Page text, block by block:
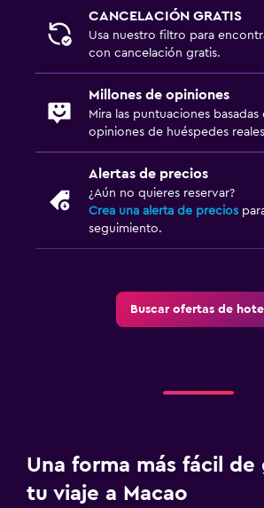
CANCELACIÓN GRATIS
Usa nuestro filtro para
con cancelación gratis.
Millones de opiniones
Mira las puntuaciones
opiniones de huéspedes
Alertas de precios
¿Aún no quieres reservar?
Crea una alerta de precios
seguimiento.
Buscar ofertas de hotel
Una forma más fácil de
tu viaje a Macao